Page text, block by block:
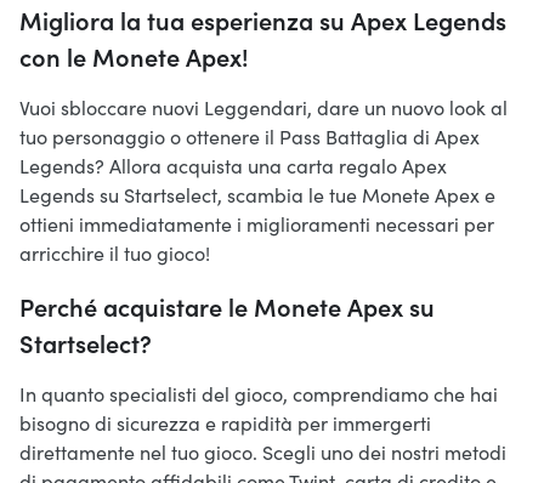
Migliora la tua esperienza su Apex Legends
con le Monete Apex!
Vuoi sbloccare nuovi Leggendari, dare un nuovo look al
tuo personaggio o ottenere il Pass Battaglia di Apex
Legends? Allora acquista una carta regalo Apex
Legends su Startselect, scambia le tue Monete Apex e
ottieni immediatamente i miglioramenti necessari per
arricchire il tuo gioco!
Perché acquistare le Monete Apex su
Startselect?
In quanto specialisti del gioco, comprendiamo che hai
bisogno di sicurezza e rapidità per immergerti
direttamente nel tuo gioco. Scegli uno dei nostri metodi